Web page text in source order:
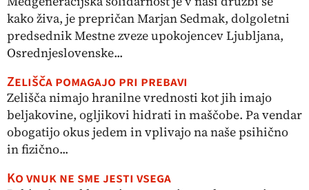
kako živa, je prepričan Marjan Sedmak, dolgoletni
predsednik Mestne zveze upokojencev Ljubljana,
Osrednjeslovenske...
Zelišča pomagajo pri prebavi
Zelišča nimajo hranilne vrednosti kot jih imajo
beljakovine, ogljikovi hidrati in maščobe. Pa vendar
obogatijo okus jedem in vplivajo na naše psihično
in fizično...
Ko vnuk ne sme jesti vsega